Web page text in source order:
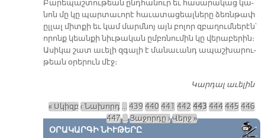
Բա­րե­պաշ­տու­թեան ընդ­հա­նուր եւ հա­սա­րա­կաց կա­
նոն մը կը պար­տա­ւո­րէ հա­ւա­տա­ցեալ­նե­րը ձեռն­թափ
ըլ­լալ միտ­քի եւ կամ մարմ­նոյ այն բո­լոր զբա­ղում­նե­րէն՝
ո­րոնք կեան­քի նիւ­թա­կան ըմբռ­նու­մին կը վե­րա­բե­րին։
Ա­սի­կա շատ ա­ւե­լի զգա­լի է մա­նա­ւանդ ա­պաշ­խարու­
թեան օ­րե­րուն մէջ։
Կարդալ աւելին
Ա -
Էջեր
« Սկիզբ‹ Նախորդ …439440441 442443444445446
447…Յաջորդը ›Վերջ »
ՕՐԱԿԱՐԳԻ ՆԻՒԹԵՐԸ